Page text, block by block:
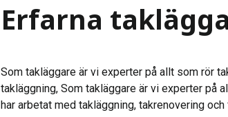
Erfarna
Som takläggare är vi experter på allt som rör
takläggning, Som takläggare är vi experter på
har arbetat med takläggning, takrenovering